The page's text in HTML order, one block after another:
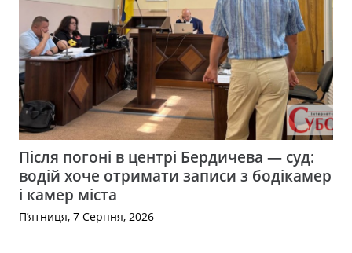
Після погоні в центрі Бердичева — суд:
водій хоче отримати записи з бодікамер
і камер міста
П’ятниця, 7 Серпня, 2026